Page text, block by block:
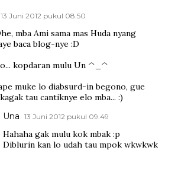
13 Juni 2012 pukul 08.50
mba Ami sama mas Huda nyang
baca blog-nye :D
kopdaran mulu Un ^_^
muke lo diabsurd-in begono, gue
tau cantiknye elo mba... :)
Una 13 Juni 2012 pukul 09.49
Hahaha gak mulu kok mbak :p
Diblurin kan lo udah tau mpok wkwkwk